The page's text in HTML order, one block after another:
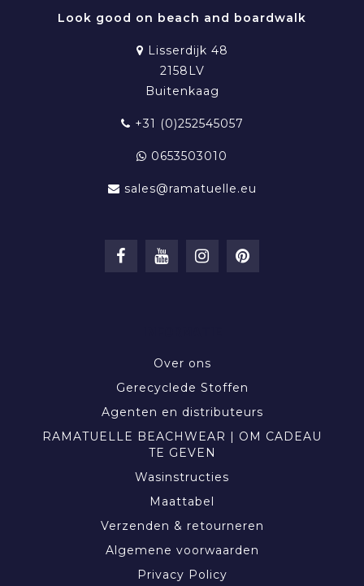
Look good on beach and boardwalk
Lisserdijk 48
2158LV
Buitenkaag
+31 (0)252545057
0653503010
sales@ramatuelle.eu
Over ons
Gerecyclede Stoffen
Agenten en distributeurs
RAMATUELLE BEACHWEAR | OM CADEAU
TE GEVEN
Wasinstructies
Maattabel
Verzenden & retourneren
Algemene voorwaarden
Privacy Policy